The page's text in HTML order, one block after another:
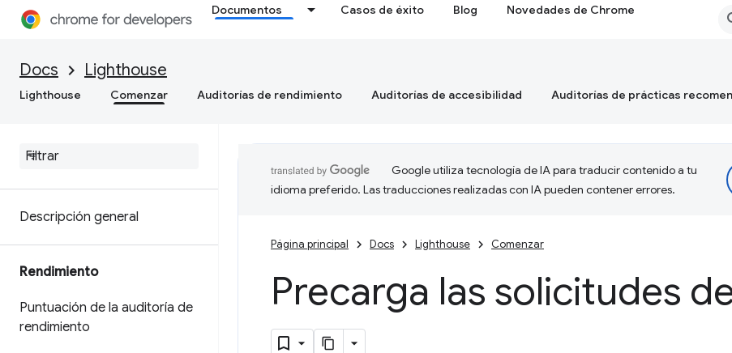
Documentos Casos de éxito Blog Novedades de Chrome
Docs Lighthouse
Lighthouse Comenzar Auditorías de rendimiento Auditorías de accesibilidad Auditorías de prácticas
Descripción general
Rendimiento
Puntuación de la auditoría de
rendimiento
Google utiliza tecnología de IA para traducir contenido a tu
idioma preferido. Las traducciones realizadas con IA pueden contener errores.
Página principal Docs Lighthouse Comenzar
Precarga las solicitudes